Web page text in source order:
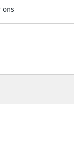
ons